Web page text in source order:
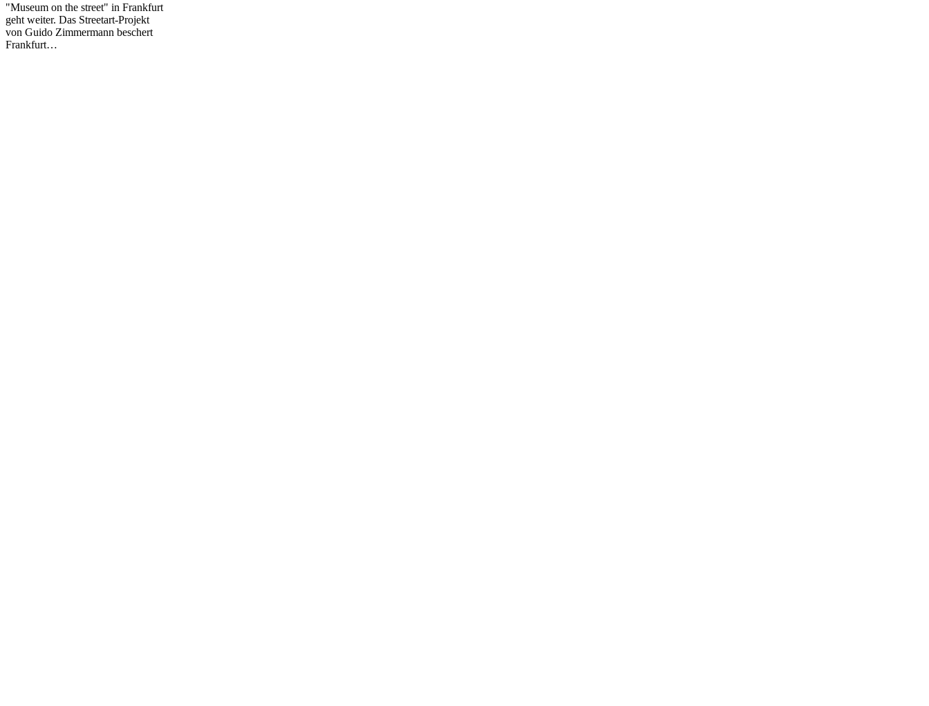
Mural
in
Frankfurt
von
"Museum on the street" in Frankfurt
geht weiter. Das Streetart-Projekt
von Guido Zimmermann beschert
Frankfurt…